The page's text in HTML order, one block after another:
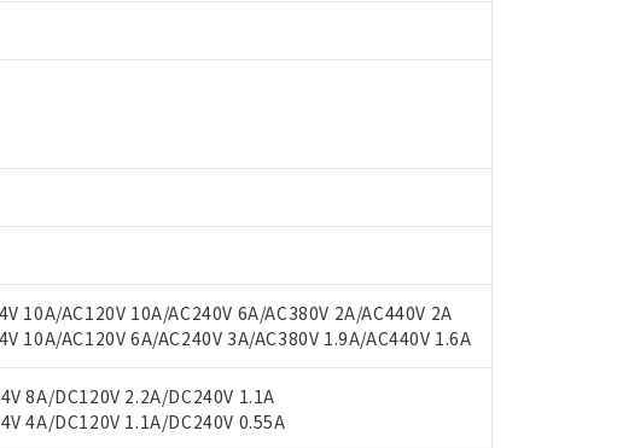
10A/AC120V 10A/AC240V 6A/AC380V 2A/AC440V 2A
10A/AC120V 6A/AC240V 3A/AC380V 1.9A/AC440V 1.6A
8A/DC120V 2.2A/DC240V 1.1A
4A/DC120V 1.1A/DC240V 0.55A
ただき、同意のうえご利用ください。
当社制御機器事業取扱商品の当社在庫状況および標準価格(税抜)を提供させ
業取扱商品の中には、本サービスの対象外となる商品もあることをご了承く
された時点での実際の在庫および標準価格とは異なる場合があることをご了
指令（10物質）の非含有に対応した製品が提供可能な商品です。
指令（10物質）の非含有に対応した製品に切り替える予定のある商品です。
指令（10物質）の非含有に非対応の商品で、対応品を出す予定はありま
、非含有部品としていたものが、含有品と判明した場合などやむを得ず変更
：
銀(Hg) 1000ppm以下、 カドミウム(Cd) 100ppm以下、
以下、ポリ臭化ビフェニル類(PBB) 1000ppm以下、ポリ臭化ジフェニルエーテル類(PBDE)
視および制御機器に対する適用除外項目は除く。
質については閾値を超える意図的な使用がないことを確認しています。
表
当社販売部門へお問い合わせください。
(GB/T26572)：
) : 1000ppm、 Cd(カドミウム) : 100ppm、
、 PBBs(ポリ臭化ビフェニル類) : 1000ppm、 PBDEs(ポリ臭化ジフェニルエーテル類) :
、 DIBP(フタル酸ジイソブチル) : 1000ppm、 BBP(フタル酸ブチルベンジル) : 1000ppm、
貴社製品のうち、外国為替および外国貿易法に定める商品（以下｢規制貨物等
は国外への提供する場合は、日本国政府の輸出許可(または役務取引許可)を
を破棄する場合は、完全に破砕するなど、違法に輸出されないよう必要な手
を、核兵器、ミサイル、化学兵器、生物兵器またはその他武器並びにこれら
の在庫あり